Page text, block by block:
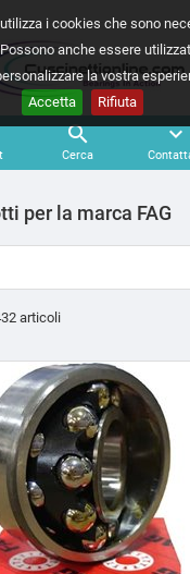
i cookies che sono
anche essere
la vostra
Accetta
Rifiuta

Cerca
expand_more
per la marca FAG
articoli